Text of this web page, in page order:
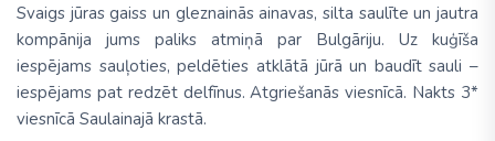
Svaigs jūras gaiss un gleznainās ainavas, silta saulīte un jautra
kompānija jums paliks atmiņā par Bulgāriju. Uz kuģīša
iespējams sauļoties, peldēties atklātā jūrā un baudīt sauli –
iespējams pat redzēt delfīnus. Atgriešanās viesnīcā. Nakts 3*
viesnīcā Saulainajā krastā.